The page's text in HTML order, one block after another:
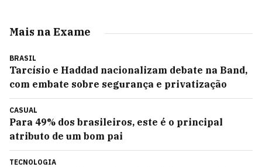
Mais na Exame
BRASIL
Tarcísio e Haddad nacionalizam debate na Band,
com embate sobre segurança e privatização
CASUAL
Para 49% dos brasileiros, este é o principal
atributo de um bom pai
TECNOLOGIA